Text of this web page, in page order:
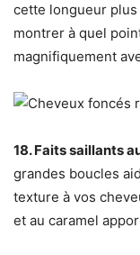
cette longueur
montrer à quel
magnifiquement
18. Faits saillants
grandes boucles
texture à vos
et au caramel